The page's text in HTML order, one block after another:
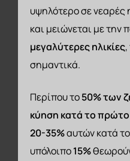
υψηλότερο σε νεαρές
και μειώνεται με την
μεγαλύτερες ηλικίες
σημαντικά.
Περίπου το50% των
κύηση κατά το
20-35%αυτών κατά
υπόλοιπο15%